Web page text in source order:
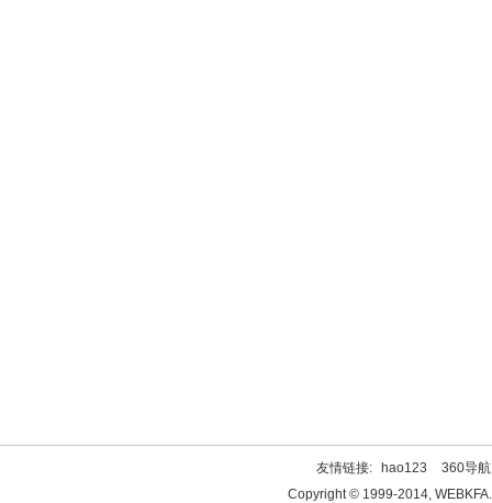
友情链接: hao123
360导航
Copyright © 1999-2014,